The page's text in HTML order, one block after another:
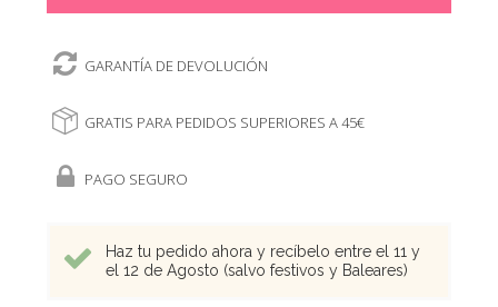
GARANTÍA DE DEVOLUCIÓN
GRATIS PARA PEDIDOS SUPERIORES A 45€
PAGO SEGURO
Haz tu pedido ahora y recíbelo entre el 11 y
el 12 de Agosto (salvo festivos y Baleares)